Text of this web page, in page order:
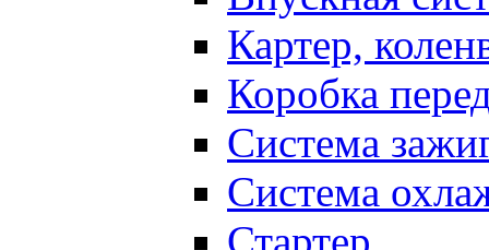
Картер,
Коробка
Система
Система
Стартер